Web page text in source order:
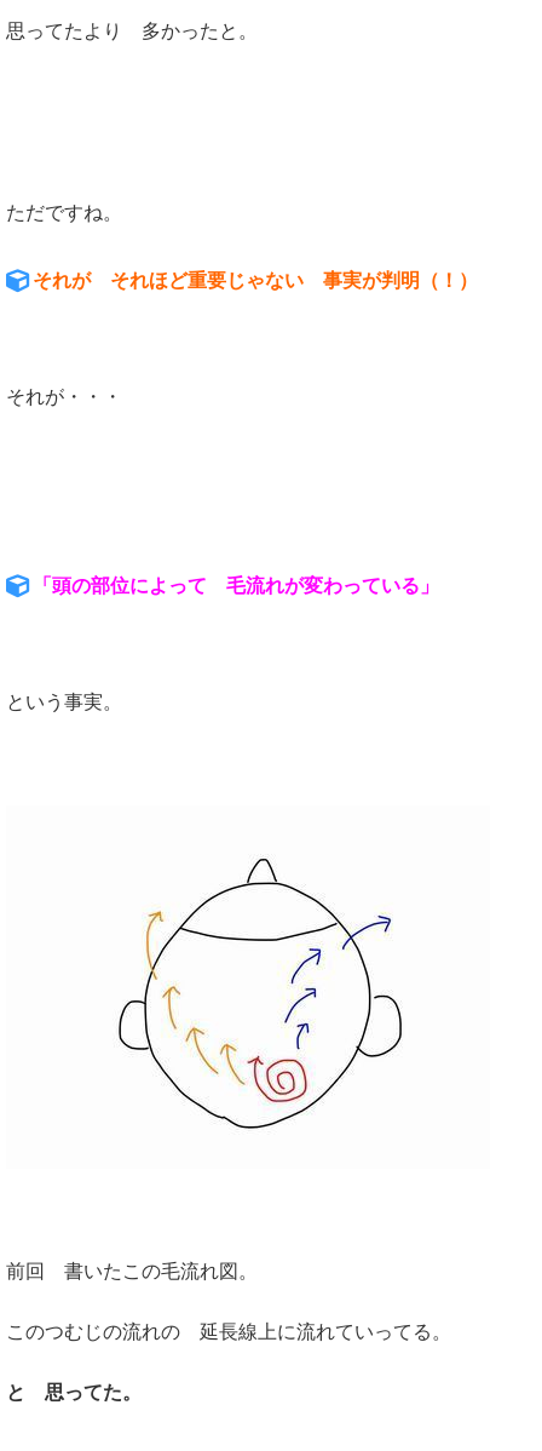
思ってたより 多かったと。
ただですね。
それが それほど重要じゃない 事実が判明（！）
それが・・・
「頭の部位によって 毛流れが変わっている」
という事実。
前回 書いたこの毛流れ図。
このつむじの流れの 延長線上に流れていってる。
と 思ってた。